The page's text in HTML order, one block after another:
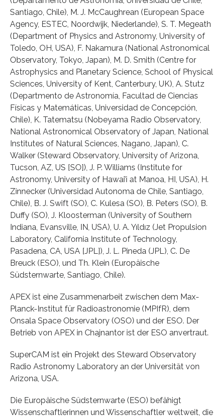
Santiago, Chile), M. J. McCaughrean (European Space
Agency, ESTEC, Noordwijk, Niederlande), S. T. Megeath
(Department of Physics and Astronomy, University of
Toledo, OH, USA), F. Nakamura (National Astronomical
Observatory, Tokyo, Japan), M. D. Smith (Centre for
Astrophysics and Planetary Science, School of Physical
Sciences, University of Kent, Canterbury, UK), A. Stutz
(Departmento de Astronomía, Facultad de Ciencias
Físicas y Matemáticas, Universidad de Concepción,
Chile), K. Tatematsu (Nobeyama Radio Observatory,
National Astronomical Observatory of Japan, National
Institutes of Natural Sciences, Nagano, Japan), C.
Walker (Steward Observatory, University of Arizona,
Tucson, AZ, US [SO]), J. P. Williams (Institute for
Astronomy, University of Hawai’i at Manoa, HI, USA), H.
Zinnecker (Universidad Autonoma de Chile, Santiago,
Chile), B. J. Swift (SO), C. Kulesa (SO), B. Peters (SO), B.
Duffy (SO), J. Kloosterman (University of Southern
Indiana, Evansville, IN, USA), U. A. Yıldız (Jet Propulsion
Laboratory, California Institute of Technology,
Pasadena, CA, USA [JPL]), J. L. Pineda (JPL), C. De
Breuck (ESO), und Th. Klein (Europäische
Südsternwarte, Santiago, Chile).
APEX ist eine Zusammenarbeit zwischen dem Max-
Planck-Institut für Radioastronomie (MPIfR), dem
Onsala Space Observatory (OSO) und der ESO. Der
Betrieb von APEX in Chajnantor ist der ESO anvertraut.
SuperCAM ist ein Projekt des Steward Observatory
Radio Astronomy Laboratory an der Universität von
Arizona, USA.
Die Europäische Südsternwarte (ESO) befähigt
Wissenschaftlerinnen und Wissenschaftler weltweit, die